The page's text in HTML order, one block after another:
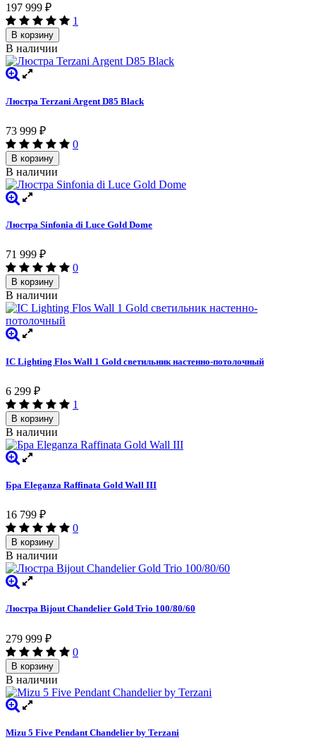
197 999 ₽
1
В корзину
В наличии
Люстра Terzani Argent D85 Black
73 999 ₽
0
В корзину
В наличии
Люстра Sinfonia di Luce Gold Dome
71 999 ₽
0
В корзину
В наличии
IC Lighting Flos Wall 1 Gold светильник настенно-потолочный
6 299 ₽
1
В корзину
В наличии
Бра Eleganza Raffinata Gold Wall III
16 799 ₽
0
В корзину
В наличии
Люстра Bijout Chandelier Gold Trio 100/80/60
279 999 ₽
0
В корзину
В наличии
Mizu 5 Five Pendant Chandelier by Terzani